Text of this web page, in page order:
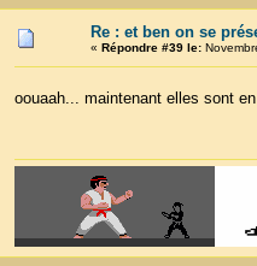
Re : et ben on se
« Répondre #39 le:
oouaah... maintenant elles sont